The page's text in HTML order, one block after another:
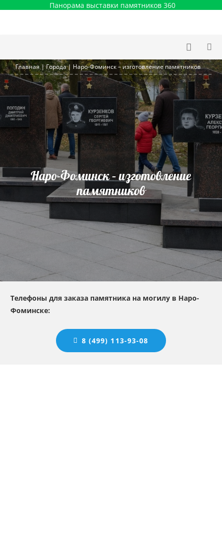
Панорама выставки памятников 360
Главная|Города| Наро-Фоминск – изготовление памятников
Наро-Фоминск – изготовление
памятников
Телефоны для заказа памятника на могилу в Наро-
Фоминске:
8 (499) 113-93-08